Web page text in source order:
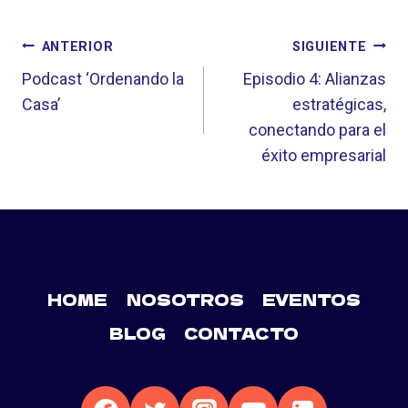
entrada:
NAVEGACIÓN
DE
ENTRADAS
ANTERIOR
Podcast ‘Ordenando la
Casa’
SIGUIENTE
Episodio 4: Alianzas
estratégicas,
conectando para el
éxito empresarial
HOME NOSOTROS
EVENTOS
BLOG
CONTACTO